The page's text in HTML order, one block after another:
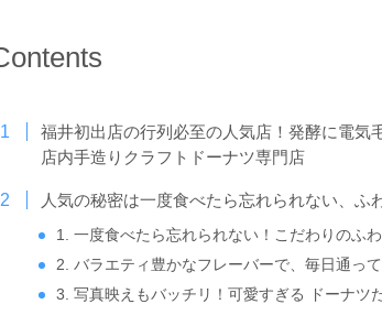
福井初出店の行列必至の人気店！発酵に電気
店内手造りクラフトドーナツ専門店
人気の秘密は一度食べたら忘れられない、ふ
1. 一度食べたら忘れられない！こだわりのふ
2. バラエティ豊かなフレーバーで、毎日通って
3. 写真映えもバッチリ！可愛すぎる ドーナツ